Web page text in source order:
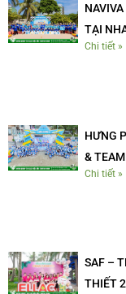
TẠI
Chi tiết »
HƯNG
&
Chi tiết »
SAF –
THIẾT